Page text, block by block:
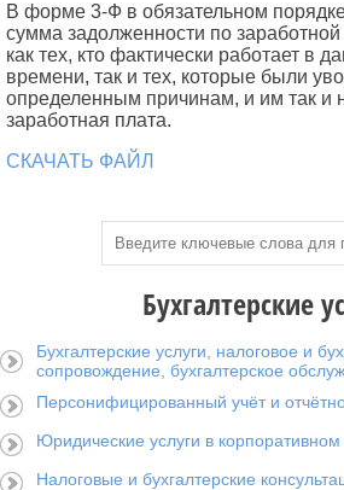
В форме 3-Ф в обязательном
сумма задолженности по заработной
как тех, кто фактически работает в
времени, так и тех, которые были
определенным причинам, и им так и
заработная плата.
СКАЧАТЬ ФАЙЛ
Бухгалтерские
Бухгалтерские услуги, налоговое и
сопровождение, бухгалтерское
Персонифицированный учёт и
Юридические услуги в корпоративном
Налоговые и бухгалтерские